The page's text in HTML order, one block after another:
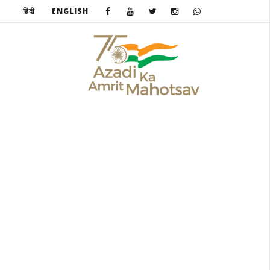
हिंदी ENGLISH